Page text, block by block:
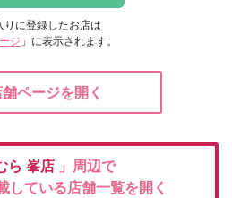
りに登録したお店は
ジ 」に表示されます。
ページを開く
ら 峯店 」周辺で
している店舗一覧を開く